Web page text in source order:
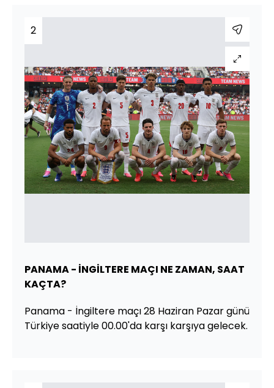
2
PANAMA - İNGİLTERE MAÇI NE ZAMAN, SAAT
KAÇTA?
Panama - İngiltere maçı 28 Haziran Pazar günü
Türkiye saatiyle 00.00'da karşı karşıya gelecek.